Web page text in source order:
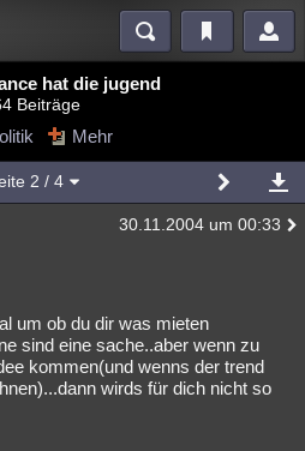
Blogs
Mystery Kriminalfälle
Esoterik Literatur
hat die jugend
Beiträge
Mehr
2 / 4
30.11.2004 um 00:33
um ob du dir was mieten
sind eine sache..aber wenn zu
kommen(und wenns der trend
wirds für dich nicht so